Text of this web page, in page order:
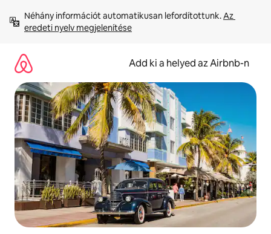
tartalomra
Néhány információt automatikusan lefordítottunk. Az
eredeti nyelv megjelenítése
Add ki a helyed az Airbnb-n